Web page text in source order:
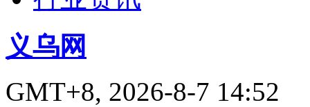
义乌网
GMT+8, 2026-8-7 14:52